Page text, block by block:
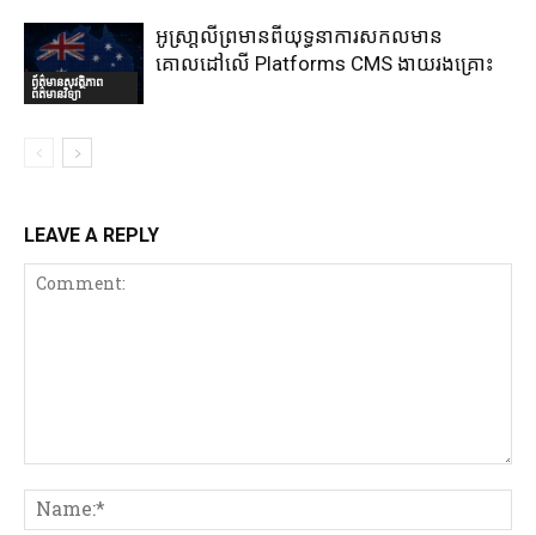
ព័ត៌មានសុវត្ថិភាព
ព័ត៌មានវិទ្យា
អូស្រា្តលីព្រមានពីយុទ្ធនាការសកលមាន
គោលដៅលើ Platforms CMS ងាយរងគ្រោះ
LEAVE A REPLY